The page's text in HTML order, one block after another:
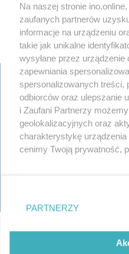
pliki
© copyright 2000-
Na naszej stronie
zaufanych partnerów
informacje na urządzeniu
takie jak unikalne
wysyłane przez
zapewniania
spersonalizowanych treści,
odbiorców oraz ulepszanie
i Zaufani Partnerzy
geolokalizacyjnych oraz
charakterystykę
cenimy Twoją prywatność,
.
danych nie wymagają
miały zastosowania tylko na
PARTNERZY